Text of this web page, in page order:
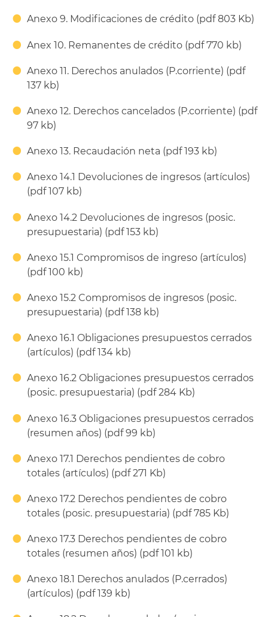
Anexo 9. Modificaciones de crédito (pdf 803 Kb)
Anex 10. Remanentes de crédito (pdf 770 kb)
Anexo 11. Derechos anulados (P.corriente) (pdf
137 kb)
Anexo 12. Derechos cancelados (P.corriente) (pdf
97 kb)
Anexo 13. Recaudación neta (pdf 193 kb)
Anexo 14.1 Devoluciones de ingresos (artículos)
(pdf 107 kb)
Anexo 14.2 Devoluciones de ingresos (posic.
presupuestaria) (pdf 153 kb)
Anexo 15.1 Compromisos de ingreso (artículos)
(pdf 100 kb)
Anexo 15.2 Compromisos de ingresos (posic.
presupuestaria) (pdf 138 kb)
Anexo 16.1 Obligaciones presupuestos cerrados
(artículos) (pdf 134 kb)
Anexo 16.2 Obligaciones presupuestos cerrados
(posic. presupuestaria) (pdf 284 Kb)
Anexo 16.3 Obligaciones presupuestos cerrados
(resumen años) (pdf 99 kb)
Anexo 17.1 Derechos pendientes de cobro
totales (artículos) (pdf 271 Kb)
Anexo 17.2 Derechos pendientes de cobro
totales (posic. presupuestaria) (pdf 785 Kb)
Anexo 17.3 Derechos pendientes de cobro
totales (resumen años) (pdf 101 kb)
Anexo 18.1 Derechos anulados (P.cerrados)
(artículos) (pdf 139 kb)